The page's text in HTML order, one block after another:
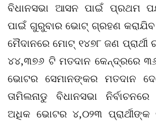
ବିଧାନସଭା ଆସନ ପାଇଁ ପ୍ରଥମ
ପାଇଁ ଗୁରୁବାର ଭୋଟ୍ ଗ୍ରହଣ କରାଯିବ
ମୈଦାନରେ ମୋଟ୍ ୧୪୭୮ ଜଣ ପ୍ରାର୍ଥୀ
୪୪,୩୭୬ ଟି ମତଦାନ କେନ୍ଦ୍ରରେ
ଭୋଟର ସେମାନଙ୍କର ମତଦାନ
ତାମିଲନାଡୁ ବିଧାନସଭା
ଅଧିକ ଭୋଟର ୪,୦୨୩ ପ୍ରାର୍ଥୀଙ୍କ